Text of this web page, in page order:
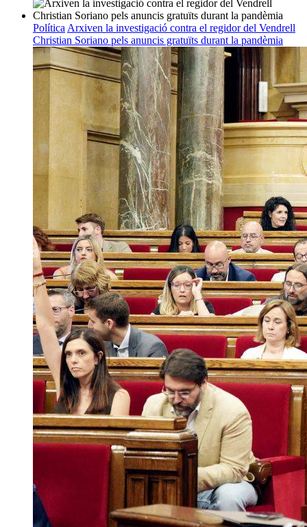
Política Arxiven la investigació contra el regidor del Vendrell
Christian Soriano pels anuncis gratuïts durant la pandèmia